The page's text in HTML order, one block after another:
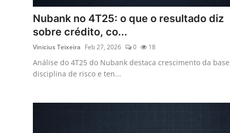
Nubank no 4T25: o que o resultado diz
sobre crédito, co...
Vinicius Teixeira Feb 27, 2026 0 18
Análise do 4T25 do Nubank destaca crescimento da
disciplina de risco e ten...